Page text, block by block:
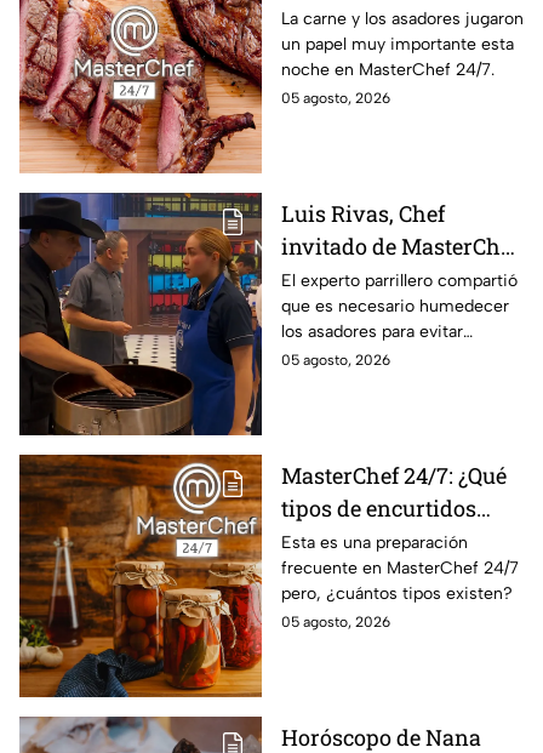
al estilo MasterChef
24/7?
La carne y los asadores jugaron
un papel muy importante esta
noche en MasterChef 24/7.
05 agosto, 2026
Luis Rivas, Chef
invitado de MasterChef
24/7 destaca la
importancia del agua
para la preparación de
cualquier asado
El experto parrillero compartió
que es necesario humedecer
los asadores para evitar
accidentes
05 agosto, 2026
MasterChef 24/7: ¿Qué
tipos de encurtidos
hay?
Esta es una preparación
frecuente en MasterChef 24/7
pero, ¿cuántos tipos existen?
05 agosto, 2026
Horóscopo de Nana